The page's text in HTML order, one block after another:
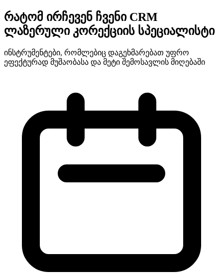
რატომ ირჩევენ ჩვენი CRM
ლაზერული კორექციის სპეციალისტი
ინსტრუმენტები, რომლებიც დაგეხმარებათ უფრო
ეფექტურად მუშაობასა და მეტი შემოსავლის მიღებაში